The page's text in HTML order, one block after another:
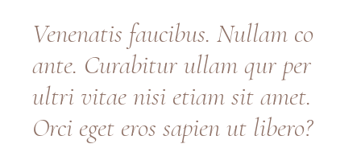
Venenatis faucibus. Nullam co
ante. Curabitur ullam qur per
ultri vitae nisi etiam sit amet.
Orci eget eros sapien ut libero?